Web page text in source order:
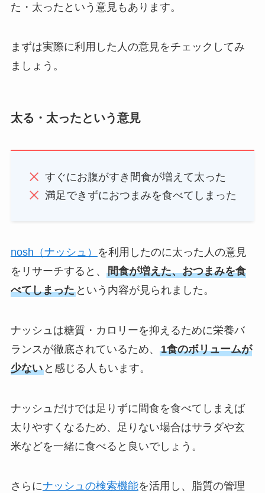
た・太ったという意見もあります。
まずは実際に利用した人の意見をチェックしてみ
ましょう。
太る・太ったという意見
すぐにお腹がすき間食が増えて太った
満足できずにおつまみを食べてしまった
nosh（ナッシュ）
を利用したのに太った人の意見
をリサーチすると、 間食が増えた、おつまみを食
べてしまったという内容が見られました。
ナッシュは糖質・カロリーを抑えるために栄養バ
ランスが徹底されているため、 1食のボリュームが
少ないと感じる人もいます。
ナッシュだけでは足りずに間食を食べてしまえば
太りやすくなるため、足りない場合はサラダや玄
米などを一緒に食べると良いでしょう。
さらにナッシュの検索機能を活用し、脂質の管理